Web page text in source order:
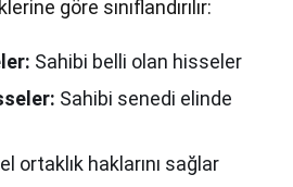
göre sınıflandırılır:
Sahibi belli olan hisseler
Sahibi senedi elinde
ortaklık haklarını sağlar